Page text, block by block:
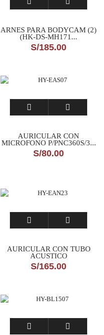
ARNES PARA BODYCAM (2)
(HK-DS-MH171...
S/185.00
AURICULAR CON
MICROFONO P/PNC360S/3...
S/80.00
AURICULAR CON TUBO
ACUSTICO
S/165.00